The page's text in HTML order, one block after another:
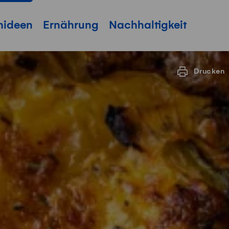
Ernährung Nachhaltigkeit
Drucken